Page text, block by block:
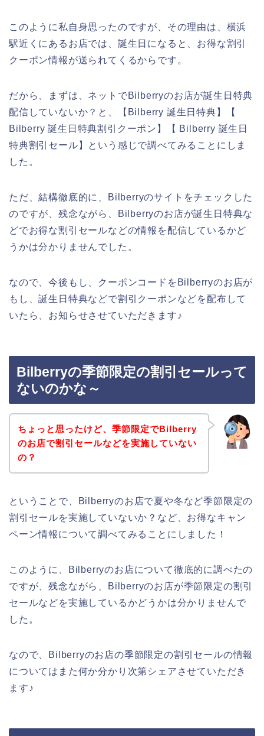
このように私自身思ったのですが、その理由は、横浜
駅近くにあるお店では、誕生日になると、お得な割引
クーポン情報が送られてくるからです。
だから、まずは、ネットでBilberryのお店が誕生日特典
配信していないか？と、【Bilberry 誕生日特典】【
Bilberry 誕生日特典割引クーポン】【 Bilberry 誕生日
特典割引セール】という感じで調べてみることにしま
した。
ただ、結構徹底的に、Bilberryのサイトをチェックした
のですが、残念ながら、Bilberryのお店が誕生日特典な
どでお得な割引セールなどの情報を配信しているかど
うかは分かりませんでした。
なので、今後もし、クーポンコードをBilberryのお店が
もし、誕生日特典などで割引クーポンなどを配布して
いたら、お知らせさせていただきます♪
Bilberryの季節限定の割引セールって
ないのかな～
ちょっと思ったけど、季節限定でBilberry
のお店で割引セールなどを実施していない
の？
ということで、Bilberryのお店で夏や冬など季節限定の
割引セールを実施していないか？など、お得なキャン
ペーン情報について調べてみることにしました！
このように、Bilberryのお店について徹底的に調べたの
ですが、残念ながら、Bilberryのお店が季節限定の割引
セールなどを実施しているかどうかは分かりませんで
した。
なので、Bilberryのお店の季節限定の割引セールの情報
についてはまた何か分かり次第シェアさせていただき
ます♪